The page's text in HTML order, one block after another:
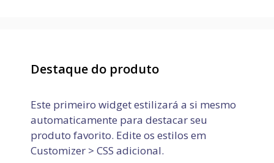
Destaque do produto
Este primeiro widget estilizará a si mesmo
automaticamente para destacar seu
produto favorito. Edite os estilos em
Customizer > CSS adicional.